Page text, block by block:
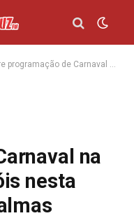
na Praça dos Girassóis nesta sexta-feira, em Palmas
na
nesta